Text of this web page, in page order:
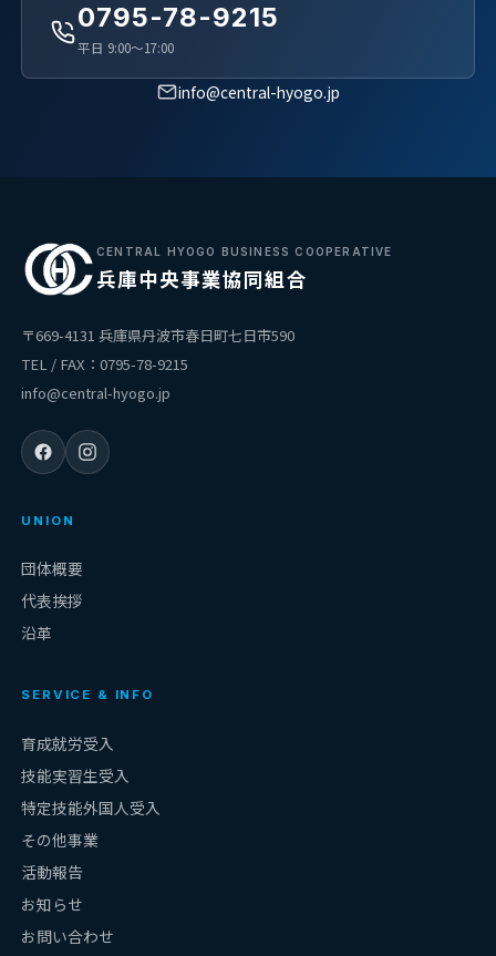
0795-78-9215
平日 9:00〜17:00
info@central-hyogo.jp
CENTRAL HYOGO BUSINESS COOPERATIVE
兵庫中央事業協同組合
〒669-4131 兵庫県丹波市春日町七日市590
TEL / FAX：0795-78-9215
info@central-hyogo.jp
UNION
団体概要
代表挨拶
沿革
SERVICE & INFO
育成就労受入
技能実習生受入
特定技能外国人受入
その他事業
活動報告
お知らせ
お問い合わせ